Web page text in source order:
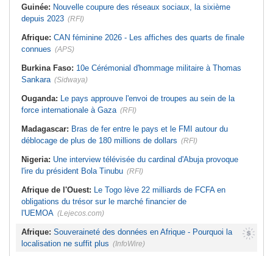
Guinée:
Le président dissipe les
doutes concernant son état de
santé dans un message publié sur X
l'assurance pour tous - Le pacte de
- Les retards du calendrier
alimentent les soupçons d'un report
Maroc:Au-délà du communiqué -
de Sebta
Tunisie: Basket - Eliminatoires
Guinée: Nouvelle coupure des réseaux sociaux, la sixième
depuis 2023 (RFI)
Afrique: CAN féminine 2026 - Les affiches des quarts de finale
connues (APS)
Burkina Faso: 10e Cérémonial d'hommage militaire à Thomas
Sankara (Sidwaya)
Ouganda: Le pays approuve l'envoi de troupes au sein de la
force internationale à Gaza (RFI)
Madagascar: Bras de fer entre le pays et le FMI autour du
déblocage de plus de 180 millions de dollars (RFI)
Nigeria: Une interview télévisée du cardinal d'Abuja provoque
l'ire du président Bola Tinubu (RFI)
Afrique de l'Ouest: Le Togo lève 22 milliards de FCFA en
obligations du trésor sur le marché financier de
l'UEMOA (Lejecos.com)
Afrique: Souveraineté des données en Afrique - Pourquoi la
localisation ne suffit plus (InfoWire)